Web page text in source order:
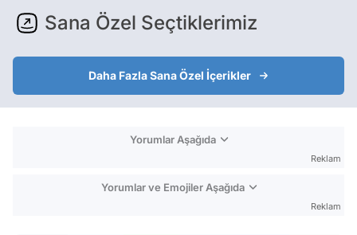
Sana Özel Seçtiklerimiz
Daha Fazla Sana Özel İçerikler
Yorumlar Aşağıda
Reklam
Yorumlar ve Emojiler Aşağıda
Reklam